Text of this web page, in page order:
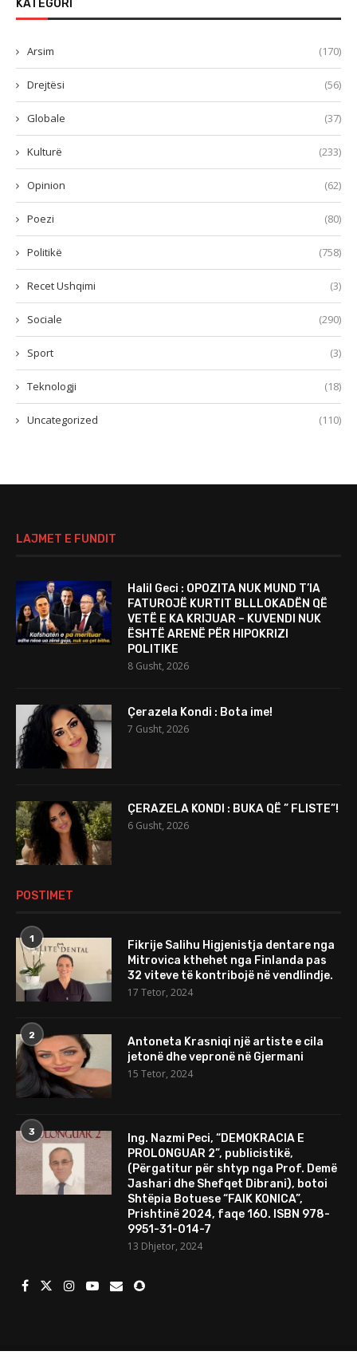
KATEGORI
Arsim (170)
Drejtësi (56)
Globale (37)
Kulturë (233)
Opinion (62)
Poezi (80)
Politikë (758)
Recet Ushqimi (3)
Sociale (290)
Sport (3)
Teknologji (18)
Uncategorized (110)
LAJMET E FUNDIT
Halil Geci : OPOZITA NUK MUND T’IA
FATUROJË KURTIT BLLLOKADËN QË
VETË E KA KRIJUAR – KUVENDI NUK
ËSHTË ARENË PËR HIPOKRIZI
POLITIKE
8 Gusht, 2026
Çerazela Kondi : Bota ime!
7 Gusht, 2026
ÇERAZELA KONDI : BUKA QË ” FLISTE”!
6 Gusht, 2026
POSTIMET
1
Fikrije Salihu Higjenistja dentare nga
Mitrovica kthehet nga Finlanda pas
32 viteve të kontribojë në vendlindje.
17 Tetor, 2024
2
Antoneta Krasniqi një artiste e cila
jetonë dhe vepronë në Gjermani
15 Tetor, 2024
3
Ing. Nazmi Peci, “DEMOKRACIA E
PROLONGUAR 2”, publicistikë,
(Përgatitur për shtyp nga Prof. Demë
Jashari dhe Shefqet Dibrani), botoi
Shtëpia Botuese “FAIK KONICA”,
Prishtinë 2024, faqe 160. ISBN 978-
9951-31-014-7
13 Dhjetor, 2024